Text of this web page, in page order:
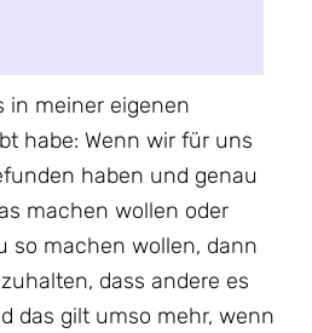
in meiner eigenen
habe: Wenn wir für uns
haben und genau
machen wollen oder
so machen wollen, dann
dass andere es
das gilt umso mehr, wenn